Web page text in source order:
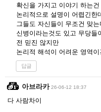
확신을 가지고 이야기 하는건
논리적으로 설명이 어렵긴한
그들도 자신들이 무조건 맞
신병이라는것도 있고 무당들
전 믿진 않지만
논리적 해석이 어려운 영역이
답글
아브라카 26-06-12 18:37
다 사람차이